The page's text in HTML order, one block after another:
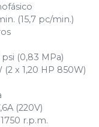
(15,7 pc/min.)
(0,83 MPa)
x 1,20 HP 850W)
(220V)
r.p.m.